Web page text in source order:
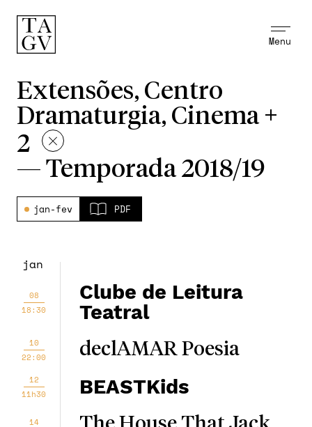
Menu
Extensões, Centro
Dramaturgia, Cinema +
2
— Temporada 2018/19
jan-fev PDF
jan
08
18:30
Clube de Leitura
Teatral
10
22:00
declAMAR Poesia
12
11h30
BEASTKids
14